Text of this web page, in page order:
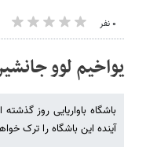
۰ نفر
یواخیم لوو
آینده این باشگاه را ترک